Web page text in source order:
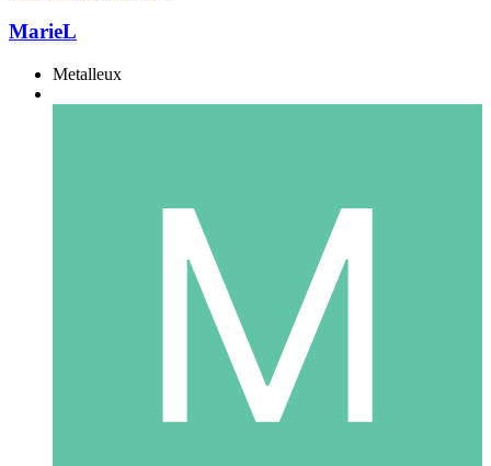
MarieL
Metalleux